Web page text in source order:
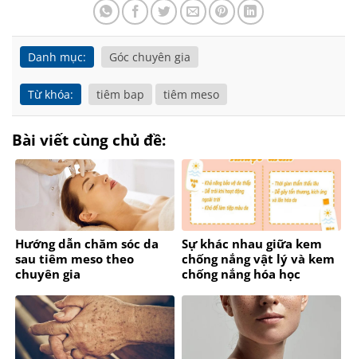
Danh mục: Góc chuyên gia
Từ khóa: tiêm bap tiêm meso
Bài viết cùng chủ đề:
Hướng dẫn chăm sóc da
sau tiêm meso theo
chuyên gia
Sự khác nhau giữa kem
chống nắng vật lý và kem
chống nắng hóa học